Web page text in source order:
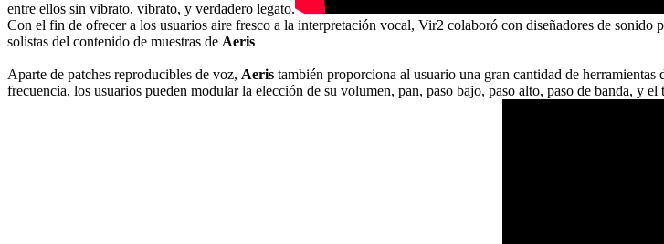
entre ellos sin vibrato, vibrato, y verdadero legato.
Con el fin de ofrecer a los usuarios aire fresco a la interpretación vocal, Vir2 colaboró con diseñadores de
solistas del contenido de muestras de Aeris
Aparte de patches reproducibles de voz, Aeris también proporciona al usuario una gran cantidad de
frecuencia, los usuarios pueden modular la elección de su volumen, pan, paso bajo, paso alto, paso de banda, y